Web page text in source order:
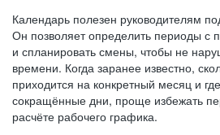
Календарь полезен руководителям
Он позволяет определить периоды с
и спланировать смены, чтобы не
времени. Когда заранее известно,
приходится на конкретный месяц и
сокращённые дни, проще избежать
расчёте рабочего графика.